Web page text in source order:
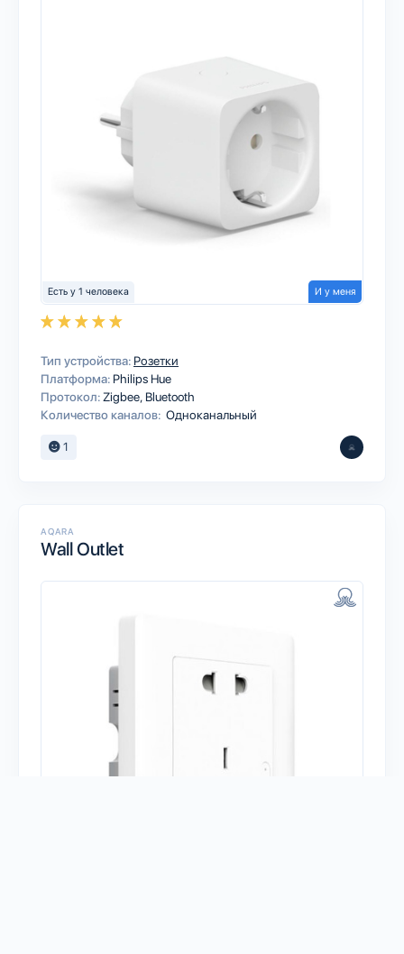
Есть у 1 человека И у меня
Тип устройства: Розетки
Платформа: Philips Hue
Протокол: Zigbee Bluetooth
Количество каналов: Одноканальный
1
AQARA
Wall Outlet